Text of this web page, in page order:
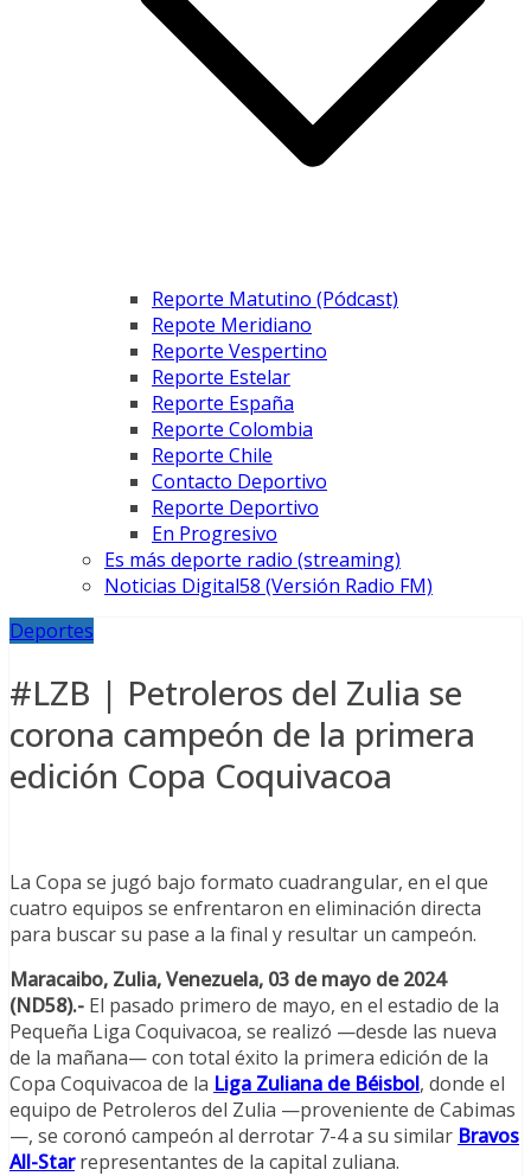
Reporte Matutino (Pódcast)
Repote Meridiano
Reporte Vespertino
Reporte Estelar
Reporte España
Reporte Colombia
Reporte Chile
Contacto Deportivo
Reporte Deportivo
En Progresivo
Es más deporte radio (streaming)
Noticias Digital58 (Versión Radio FM)
Deportes
#LZB | Petroleros del Zulia se
corona campeón de la primera
edición Copa Coquivacoa
La Copa se jugó bajo formato cuadrangular, en el que
cuatro equipos se enfrentaron en eliminación directa
para buscar su pase a la final y resultar un campeón.
Maracaibo, Zulia, Venezuela, 03 de mayo de 2024
(ND58).- El pasado primero de mayo, en el estadio de la
Pequeña Liga Coquivacoa, se realizó —desde las nueva
de la mañana— con total éxito la primera edición de la
Copa Coquivacoa de la Liga Zuliana de Béisbol, donde el
equipo de Petroleros del Zulia —proveniente de Cabimas
—, se coronó campeón al derrotar 7-4 a su similar Bravos
All-Starrepresentantes de la capital zuliana.